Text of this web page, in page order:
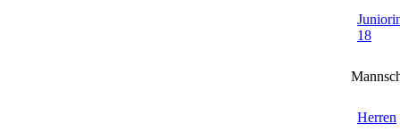
18
Herren